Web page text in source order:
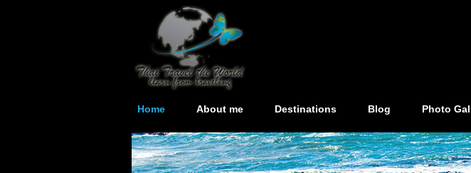
Home About me Destinations Blog Photo